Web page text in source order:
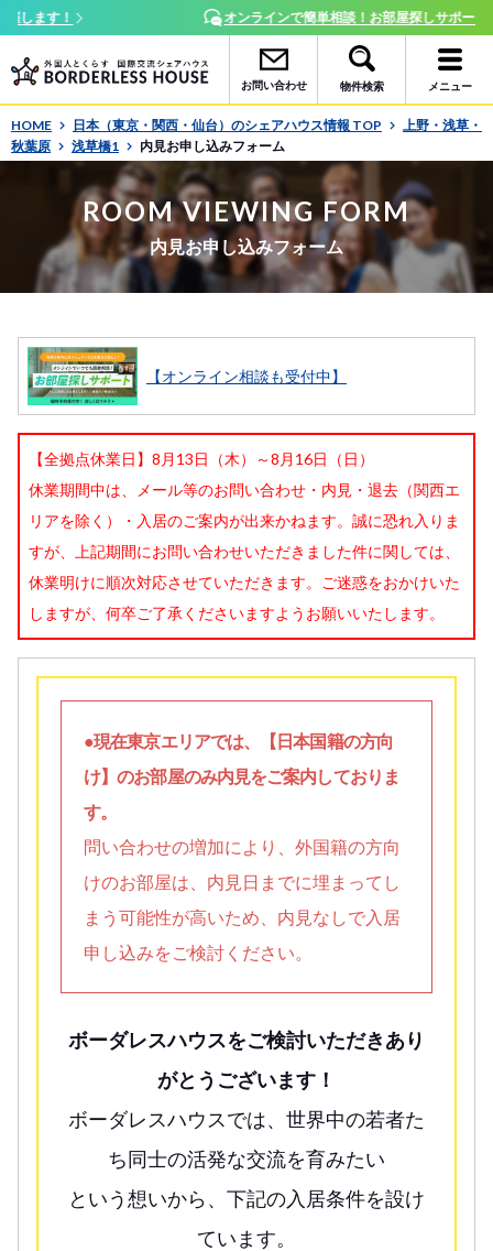
オンラインで簡単相談！お部屋探しサポート随時受付中
お問い合わせ 物件検索 メニュー
HOME 日本（東京・関西・仙台）のシェアハウス情報 TOP
上野・浅草・
秋葉原
浅草橋1 内見お申し込みフォーム
ROOM VIEWING FORM
内見お申し込みフォーム
【オンライン相談も受付中】
【全拠点休業日】8月13日（木）～8月16日（日）
休業期間中は、メール等のお問い合わせ・内見・退去（関西エ
リアを除く）・入居のご案内が出来かねます。誠に恐れ入りま
すが、上記期間にお問い合わせいただきました件に関しては、
休業明けに順次対応させていただきます。ご迷惑をおかけいた
しますが、何卒ご了承くださいますようお願いいたします。
●現在東京エリアでは、【日本国籍の方向
け】のお部屋のみ内見をご案内しておりま
す。
問い合わせの増加により、外国籍の方向
けのお部屋は、内見日までに埋まってし
まう可能性が高いため、内見なしで入居
申し込みをご検討ください。
ボーダレスハウスをご検討いただきあり
がとうございます！
ボーダレスハウスでは、世界中の若者た
ち同士の活発な交流を育みたい
という想いから、下記の入居条件を設け
ています。